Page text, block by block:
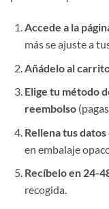
Accede a la
más se ajuste a
Añádelo al
Elige tu método
reembolso
Rellena tus
en embalaje
Recíbelo en 24-
recogida.